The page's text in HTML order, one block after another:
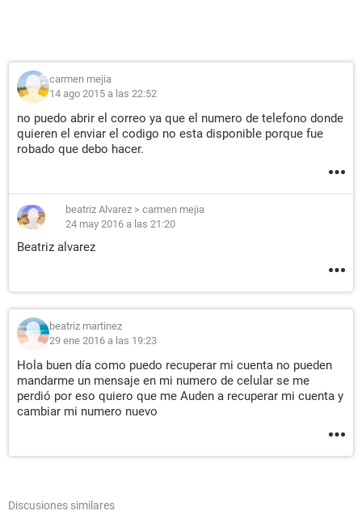
carmen mejia
14 ago 2015 a las 22:52
no puedo abrir el correo ya que el numero de telefono donde
quieren el enviar el codigo no esta disponible porque fue
robado que debo hacer.
beatriz Alvarez > carmen mejia
24 may 2016 a las 21:20
Beatriz alvarez
beatriz martinez
29 ene 2016 a las 19:23
Hola buen día como puedo recuperar mi cuenta no pueden
mandarme un mensaje en mi numero de celular se me
perdió por eso quiero que me Auden a recuperar mi cuenta y
cambiar mi numero nuevo
Discusiones similares